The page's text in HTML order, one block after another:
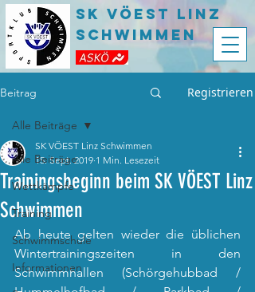
SK VÖEST LInz
Schwimmen
Beitrag Registrieren
Alle Beiträge
Wettkämpfe
Training
Schwimmschule
Informationen
Alle Beiträge
Trainingsbeginn beim SK VÖEST Linz
Schwimmen
SK VÖEST Linz Schwimmen
15. Sept. 2019 1 Min. Lesezeit
Ab heute gelten wieder die üblichen
Wintertrainingszeiten in den
Schwimmhallen (Schörgehubbad /